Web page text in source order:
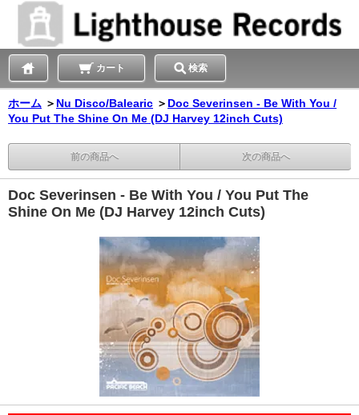
カート 検索
ホーム ＞ Nu Disco/Balearic ＞ Doc Severinsen - Be With You /
You Put The Shine On Me (DJ Harvey 12inch Cuts)
前の商品へ 次の商品へ
Doc Severinsen - Be With You / You Put The
Shine On Me (DJ Harvey 12inch Cuts)